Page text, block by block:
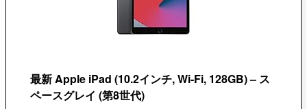
最新 Apple iPad (10.2インチ, Wi-Fi, 128GB) – ス
ペースグレイ (第8世代)